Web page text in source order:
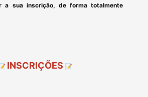
a sua inscrição, de forma totalmente
📝 INSCRIÇÕES 📝